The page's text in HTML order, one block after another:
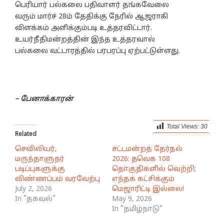
பெரியார் பல்கலை பதிவாளர் தங்கவேலை
வரும் மார்ச் 28ம் தேதிக்கு நேரில் ஆஜராகி
விளக்கம் அளிக்கும்படி உத்தரவிட்டார்.
உயர்நீதிமன்றத்தின் இந்த உத்தரவால்
பல்கலை வட்டாரத்தில் பரபரப்பு ஏற்பட்டுள்ளது.
– பேனாக்காரன்
Total Views: 30
Related
செவிலியர்,
மருந்தாளுநர்
படிப்புகளுக்கு
விண்ணப்பம் வரவேற்பு
July 2, 2026
In "தகவல்"
சட்டமன்றத் தேர்தல்
2026: தவெக 108
தொகுதிகளில் வெற்றி;
எந்தக் கட்சிக்கும்
மெஜாரிட்டி இல்லை!
May 9, 2026
In "தமிழ்நாடு"